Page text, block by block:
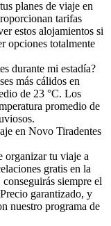
planes de viaje en
tarifas
estos alojamientos si
opciones totalmente
durante mi estadía?
más cálidos en
de 23 °C. Los
promedio de
en Novo Tiradentes
organizar tu viaje a
gratis en la
siempre el
garantizado, y
nuestro programa de